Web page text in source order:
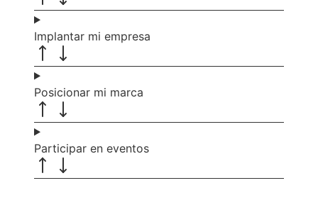
Implantar mi empresa
Posicionar mi marca
Participar en eventos